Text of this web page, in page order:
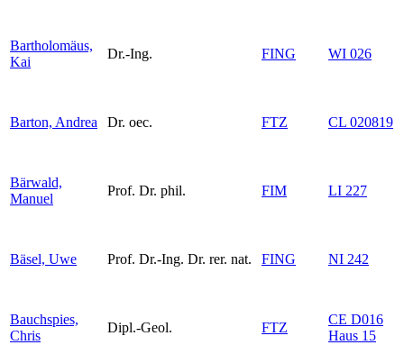
Bartholomäus,
Kai
Dr.-Ing. FING WI 026
Barton, Andrea Dr. oec. FTZ CL 020819
Bärwald,
Manuel
Prof. Dr. phil. FIM LI 227
Bäsel, Uwe Prof. Dr.-Ing. Dr. rer. nat. FING NI 242
Bauchspies,
Chris
Dipl.-Geol. FTZ
CE D016
Haus 15